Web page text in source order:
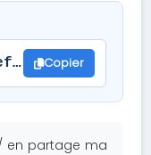
?referral-
Copier
en partage ma